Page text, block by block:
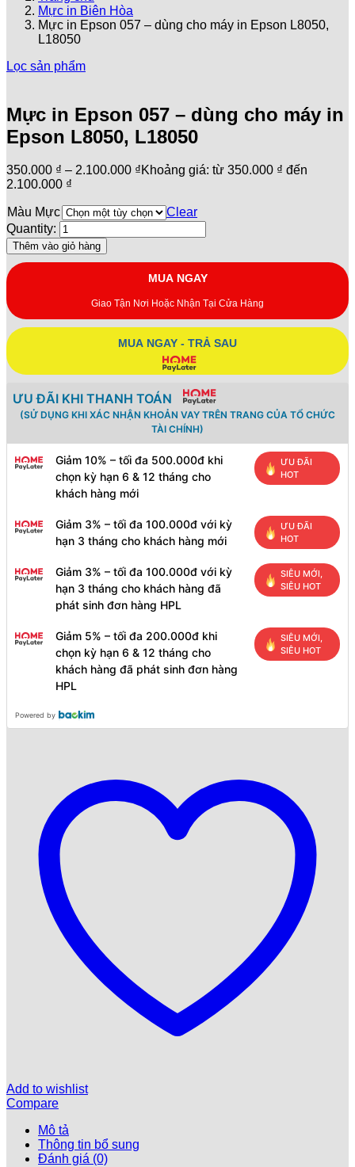
Mực in Biên Hòa
Mực in Epson 057 – dùng cho máy in Epson L8050,
L18050
Lọc sản phẩm
Mực in Epson 057 – dùng cho máy in
Epson L8050, L18050
350.000 ₫ – 2.100.000 ₫Khoảng giá: từ 350.000 ₫ đến
2.100.000 ₫
Màu Mực
Clear
Quantity:
Thêm vào giỏ hàng
MUA NGAY
Giao Tận Nơi Hoặc Nhận Tại Cửa Hàng
MUA NGAY - TRẢ SAU
ƯU ĐÃI KHI THANH TOÁN
(SỬ DỤNG KHI XÁC NHẬN KHOẢN VAY TRÊN TRANG CỦA TỔ CHỨC
TÀI CHÍNH)
Giảm 10% – tối đa 500.000đ khi
chọn kỳ hạn 6 & 12 tháng cho
khách hàng mới
ƯU ĐÃI
HOT
Giảm 3% – tối đa 100.000đ với kỳ
hạn 3 tháng cho khách hàng mới
ƯU ĐÃI
HOT
Giảm 3% – tối đa 100.000đ với kỳ
hạn 3 tháng cho khách hàng đã
phát sinh đơn hàng HPL
SIÊU MỚI,
SIÊU HOT
Giảm 5% – tối đa 200.000đ khi
chọn kỳ hạn 6 & 12 tháng cho
khách hàng đã phát sinh đơn hàng
HPL
SIÊU MỚI,
SIÊU HOT
Powered by
Add to wishlist
Compare
Mô tả
Thông tin bổ sung
Đánh giá (0)